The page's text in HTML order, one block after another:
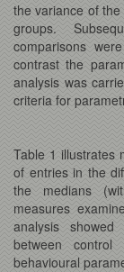
the variance of
groups.
comparisons
contrast the
analysis was
criteria for
Table 1 illustrates
of entries in the
the medians
measures
analysis
between
behavioural